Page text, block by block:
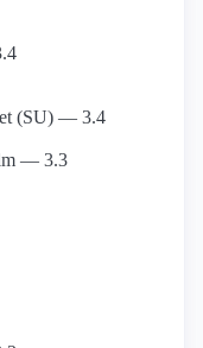
(SU) — 3.4
— 3.3